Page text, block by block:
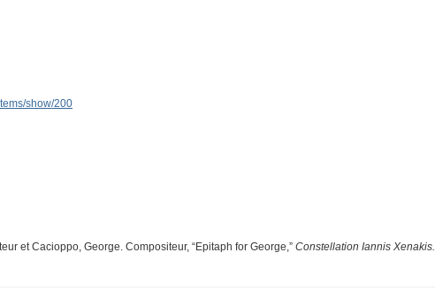
show/200
et Cacioppo, George. Compositeur, “Epitaph for George,” Constellation Iannis Xenakis.